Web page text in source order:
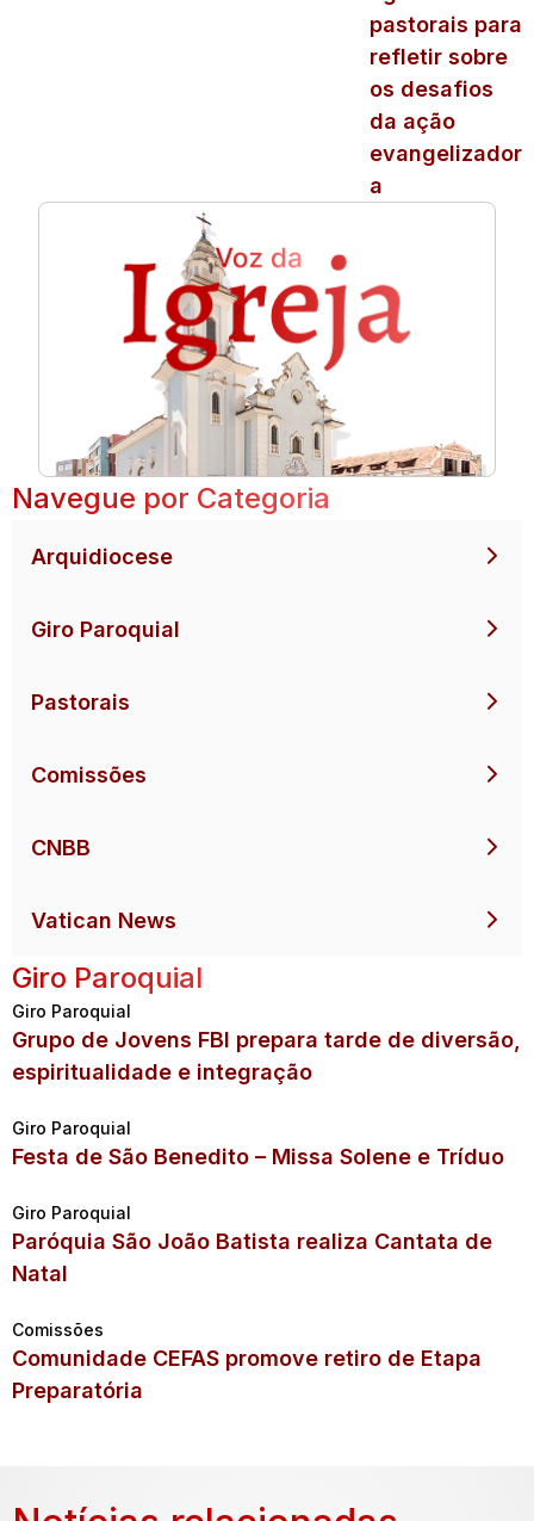
pastorais para
refletir sobre
os desafios
da ação
evangelizador
a
Navegue por Categoria
Arquidiocese
Giro Paroquial
Pastorais
Comissões
CNBB
Vatican News
Giro Paroquial
Giro Paroquial
Grupo de Jovens FBI prepara tarde de diversão,
espiritualidade e integração
Giro Paroquial
Festa de São Benedito – Missa Solene e Tríduo
Giro Paroquial
Paróquia São João Batista realiza Cantata de
Natal
Comissões
Comunidade CEFAS promove retiro de Etapa
Preparatória